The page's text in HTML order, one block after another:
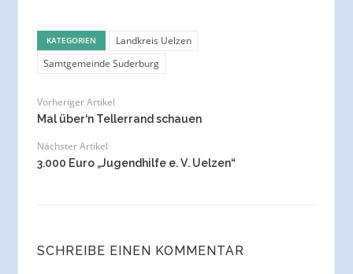
KATEGORIEN
Landkreis Uelzen
Samtgemeinde Suderburg
Vorheriger Artikel
Mal über‘n Tellerrand schauen
Nächster Artikel
3.000 Euro „Jugendhilfe e. V. Uelzen“
SCHREIBE EINEN KOMMENTAR